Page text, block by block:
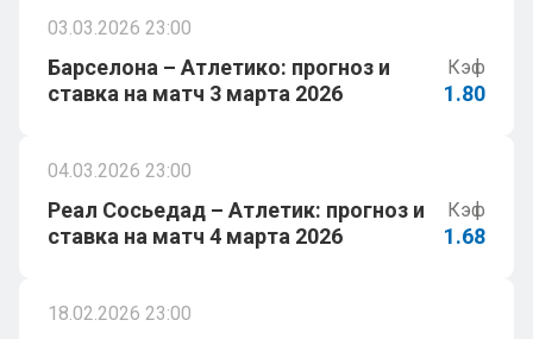
03.03.2026 23:00
Барселона – Атлетико: прогноз и
ставка на матч 3 марта 2026
Кэф
1.80
04.03.2026 23:00
Реал Сосьедад – Атлетик: прогноз и
ставка на матч 4 марта 2026
Кэф
1.68
18.02.2026 23:00